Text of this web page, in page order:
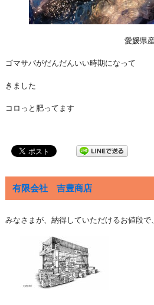
愛媛県
ゴマサバがだんだんいい時期になって
きました
コロっと肥ってます
有限会社 吉豊商店
みなさまが、納得していただけるお値段で